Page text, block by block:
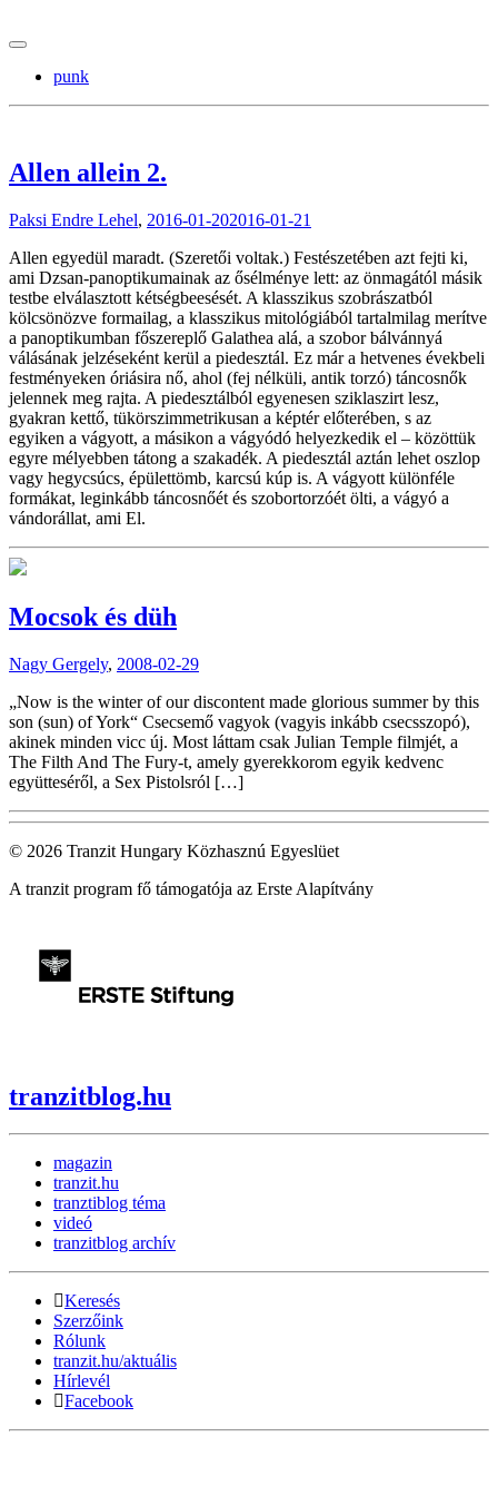
punk
Allen allein 2.
Paksi Endre Lehel, 2016-01-202016-01-21
Allen egyedül maradt. (Szeretői voltak.) Festészetében azt fejti ki,
ami Dzsan-panoptikumainak az ősélménye lett: az önmagától másik
testbe elválasztott kétségbeesését. A klasszikus szobrászatból
kölcsönözve formailag, a klasszikus mitológiából tartalmilag merítve
a panoptikumban főszereplő Galathea alá, a szobor bálvánnyá
válásának jelzéseként kerül a piedesztál. Ez már a hetvenes évekbeli
festményeken óriásira nő, ahol (fej nélküli, antik torzó) táncosnők
jelennek meg rajta. A piedesztálból egyenesen sziklaszirt lesz,
gyakran kettő, tükörszimmetrikusan a képtér előterében, s az
egyiken a vágyott, a másikon a vágyódó helyezkedik el – közöttük
egyre mélyebben tátong a szakadék. A piedesztál aztán lehet oszlop
vagy hegycsúcs, épülettömb, karcsú kúp is. A vágyott különféle
formákat, leginkább táncosnőét és szobortorzóét ölti, a vágyó a
vándorállat, ami El.
Mocsok és düh
Nagy Gergely, 2008-02-29
„Now is the winter of our discontent made glorious summer by this
son (sun) of York“ Csecsemő vagyok (vagyis inkább csecsszopó),
akinek minden vicc új. Most láttam csak Julian Temple filmjét, a
The Filth And The Fury-t, amely gyerekkorom egyik kedvenc
együtteséről, a Sex Pistolsról […]
© 2026 Tranzit Hungary Közhasznú Egyeslüet
A tranzit program fő támogatója az Erste Alapítvány
tranzitblog.hu
magazin
tranzit.hu
tranztiblog téma
videó
tranzitblog archív
Keresés
Szerzőink
Rólunk
tranzit.hu/aktuális
Hírlevél
Facebook